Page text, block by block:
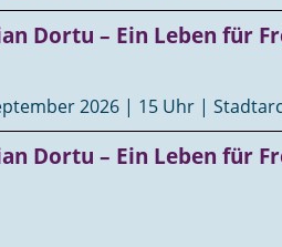
Dortu – Ein Leben für
2026 | 15 Uhr |
Dortu – Ein Leben für